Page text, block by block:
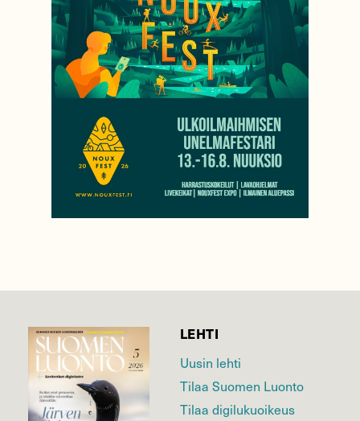
LEHTI
Uusin lehti
Tilaa Suomen Luonto
Tilaa digilukuoikeus